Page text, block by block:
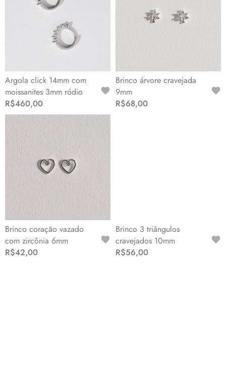
Argola click 14mm com
moissanites 3mm ródio
R$460,00
Brinco árvore cravejada
9mm
R$68,00
Brinco coração vazado
com zircônia 6mm
R$42,00
Brinco 3 triângulos
cravejados 10mm
R$56,00